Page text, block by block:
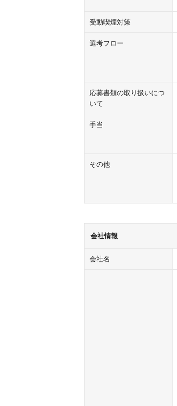
受動喫煙対策
選考フロー
応募書類の取り扱いにつ
いて
手当
その他
会社情報
会社名